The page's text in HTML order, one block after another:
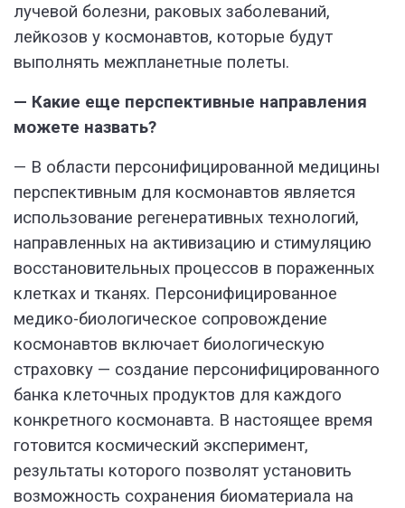
лучевой болезни, раковых заболеваний,
лейкозов у космонавтов, которые будут
выполнять межпланетные полеты.
— Какие еще перспективные направления
можете назвать?
— В области персонифицированной медицины
перспективным для космонавтов является
использование регенеративных технологий,
направленных на активизацию и стимуляцию
восстановительных процессов в пораженных
клетках и тканях. Персонифицированное
медико-биологическое сопровождение
космонавтов включает биологическую
страховку — создание персонифицированного
банка клеточных продуктов для каждого
конкретного космонавта. В настоящее время
готовится космический эксперимент,
результаты которого позволят установить
возможность сохранения биоматериала на